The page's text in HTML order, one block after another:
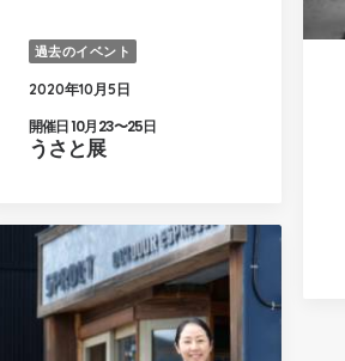
過去のイベント
2020年10月5日
開催日 10月23〜25日
うさと展